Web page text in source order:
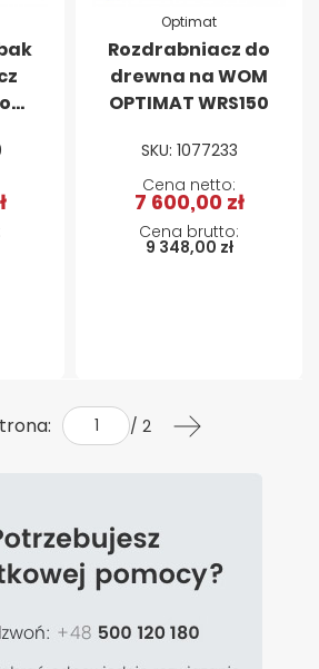
Optimat
Rozdrabniacz do
drewna na WOM
OPTIMAT WRS150
SKU: 1077233
9 348,00 zł
7 600,00 zł
/ 2